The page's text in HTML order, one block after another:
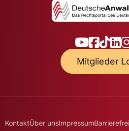
Mitglieder
KontaktÜber unsImpressum